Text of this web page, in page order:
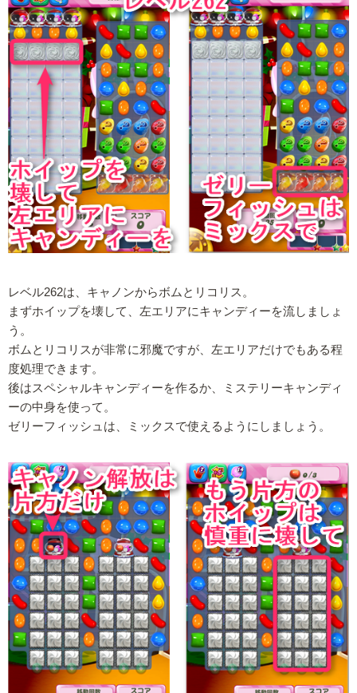
レベル262は、キャノンからボムとリコリス。
まずホイップを壊して、左エリアにキャンディーを流しましょ
う。
ボムとリコリスが非常に邪魔ですが、左エリアだけでもある程
度処理できます。
後はスペシャルキャンディーを作るか、ミステリーキャンディ
ーの中身を使って。
ゼリーフィッシュは、ミックスで使えるようにしましょう。